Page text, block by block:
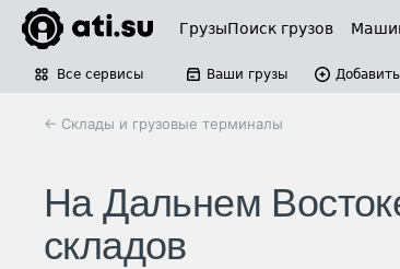
ГрузыПоиск грузов
Все сервисы Ваши грузы
← Склады и грузовые терминалы
На Дальнем
складов